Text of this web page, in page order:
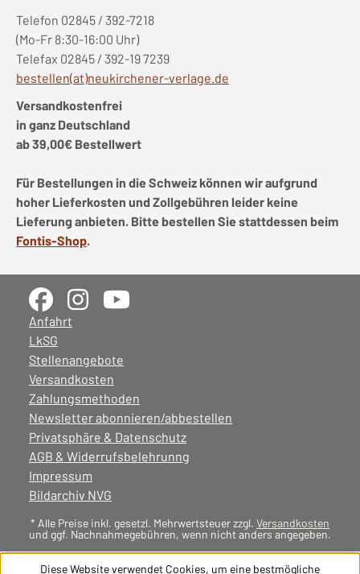
Telefon 02845 / 392-7218
(Mo-Fr 8:30-16:00 Uhr)
Telefax 02845 / 392-19 7239
bestellen(at)neukirchener-verlage.de
Versandkostenfrei
in ganz Deutschland
ab 39,00€ Bestellwert
Für Bestellungen in die Schweiz können wir aufgrund
hoher Lieferkosten und Zollgebühren leider keine
Lieferung anbieten. Bitte bestellen Sie stattdessen beim
Fontis-Shop.
Anfahrt
LkSG
Stellenangebote
Versandkosten
Zahlungsmethoden
Newsletter abonnieren/abbestellen
Privatsphäre & Datenschutz
AGB & Widerrufsbelehrunng
Impressum
Bildarchiv NVG
* Alle Preise inkl. gesetzl. Mehrwertsteuer zzgl. Versandkosten
und ggf. Nachnahmegebühren, wenn nicht anders angegeben.
Diese Website verwendet Cookies, um eine bestmögliche